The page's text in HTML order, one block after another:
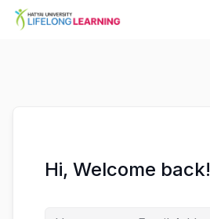
Hi, Welcome back!